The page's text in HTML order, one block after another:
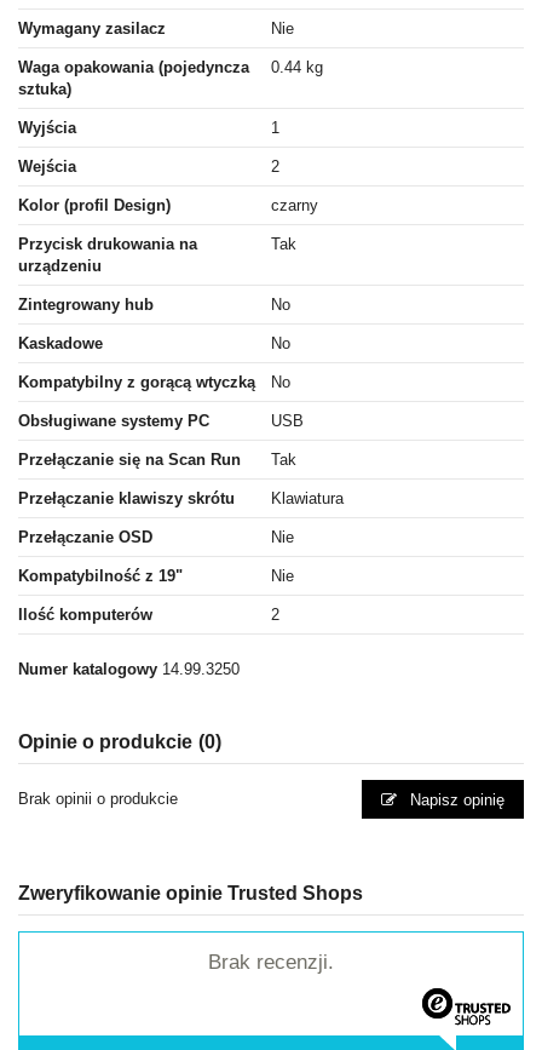
Wymagany zasilacz Nie
Waga opakowania (pojedyncza
sztuka)
0.44 kg
Wyjścia 1
Wejścia 2
Kolor (profil Design) czarny
Przycisk drukowania na
urządzeniu
Tak
Zintegrowany hub No
Kaskadowe No
Kompatybilny z gorącą wtyczką No
Obsługiwane systemy PC USB
Przełączanie się na Scan Run Tak
Przełączanie klawiszy skrótu Klawiatura
Przełączanie OSD Nie
Kompatybilność z 19" Nie
Ilość komputerów 2
Numer katalogowy 14.99.3250
Opinie o produkcie (0)
Brak opinii o produkcie Napisz opinię
Zweryfikowanie opinie Trusted Shops
Brak recenzji.